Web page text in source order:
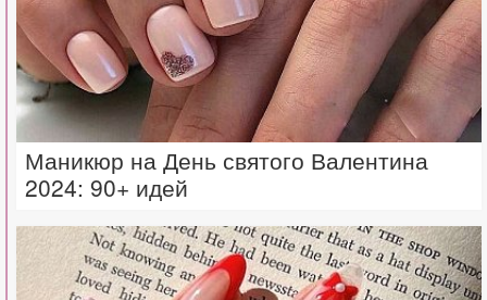
Маникюр на День святого Валентина
2024: 90+ идей